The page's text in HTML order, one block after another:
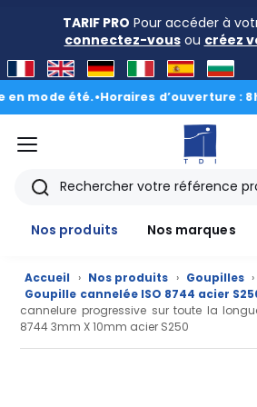
TARIF PRO Pour accéder à
connectez-vousou créez
été.•Horaires d’ouverture : 8h30 –
menu
Rechercher
Nos produits
Nos marques
Accueil › Nos produits › Goupilles ›
Goupille cannelée ISO 8744 acier
cannelure progressive sur toute la
8744 3mm X 10mm acier S250